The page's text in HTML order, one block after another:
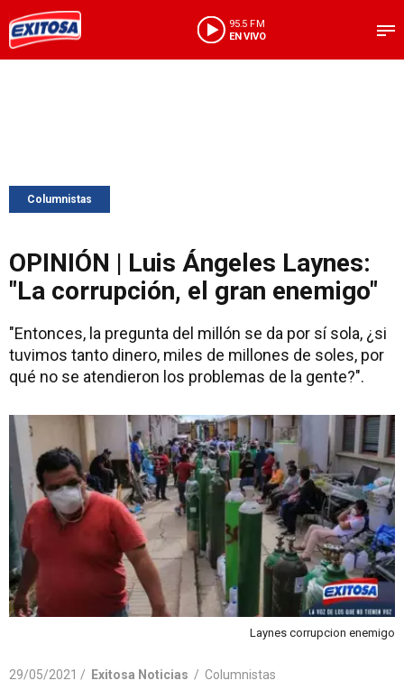
95.5 FM
EN VIVO
Columnistas
OPINIÓN | Luis Ángeles Laynes:
"La corrupción, el gran enemigo"
"Entonces, la pregunta del millón se da por sí sola, ¿si
tuvimos tanto dinero, miles de millones de soles, por
qué no se atendieron los problemas de la gente?".
Laynes corrupcion enemigo
29/05/2021 / Exitosa Noticias / Columnistas